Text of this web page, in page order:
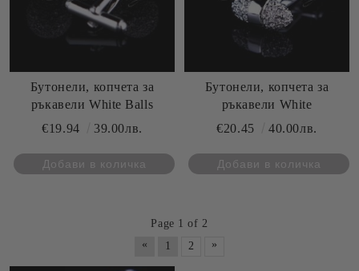
Бутонели, копчета за
ръкавели White Balls
€19.94
39.00лв.
Бутонели, копчета за
ръкавели White
€20.45
40.00лв.
Page 1 of 2
«
1 2 »